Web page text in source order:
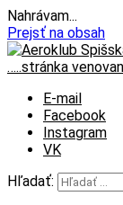
Nahrávam...
Prejsť na obsah
…..stránka
E-mail
Facebook
Instagram
VK
Hľadať: